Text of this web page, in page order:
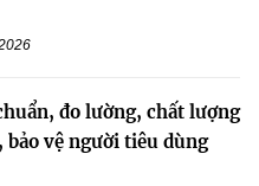
đo lường, chất lượng
bảo vệ người tiêu dùng